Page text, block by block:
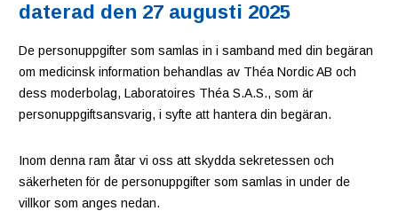
daterad den 27 augusti 2025
De personuppgifter som samlas in i samband med din begäran
om medicinsk information behandlas av Théa Nordic AB och
dess moderbolag, Laboratoires Théa S.A.S., som är
personuppgiftsansvarig, i syfte att hantera din begäran.
Inom denna ram åtar vi oss att skydda sekretessen och
säkerheten för de personuppgifter som samlas in under de
villkor som anges nedan.